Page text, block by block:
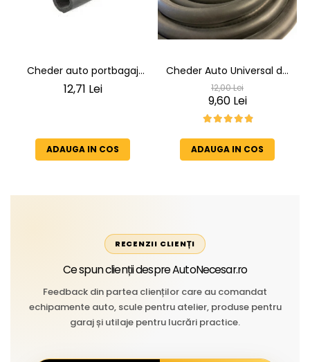
Cheder auto portbagaj
Cheder de Etanșare
Aplicații Vânzare la Metru
Liniar
12,71 Lei
ADAUGA IN COS
Cheder Auto Universal de
Etanșare Uși rezistent la
intemperii, raze UV,
îmbătrânire și temperaturi
12,00 Lei
9,60 Lei
ADAUGA IN COS
RECENZII CLIENȚI
Ce spun clienții despre AutoNecesar.ro
Feedback din partea clienților care au comandat
echipamente auto, scule pentru atelier, produse pentru
garaj și utilaje pentru lucrări practice.